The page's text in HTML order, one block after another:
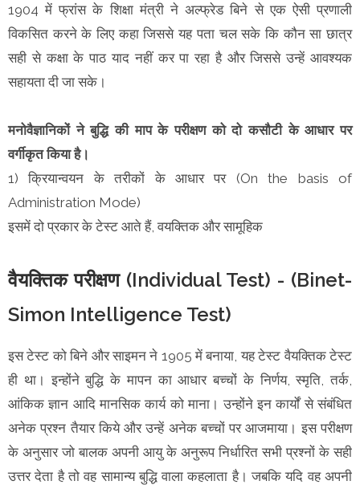
1904 में फ्रांस के शिक्षा मंत्री ने अल्फ्रेड बिने से एक ऐसी प्रणाली
विकसित करने के लिए कहा जिससे यह पता चल सके कि कौन सा छात्र
सही से कक्षा के पाठ याद नहीं कर पा रहा है और जिससे उन्हें आवश्यक
सहायता दी जा सके।
मनोवैज्ञानिकों ने बुद्धि की माप के परीक्षण को दो कसौटी के आधार पर
वर्गीकृत किया है।
1) क्रियान्वयन के तरीकों के आधार पर (On the basis of
Administration Mode)
इसमें दो प्रकार के टेस्ट आते हैं, वयक्तिक और सामूहिक
वैयक्तिक परीक्षण (Individual Test) - (Binet-
Simon Intelligence Test)
इस टेस्ट को बिने और साइमन ने 1905 में बनाया, यह टेस्ट वैयक्तिक टेस्ट
ही था। इन्होंने बुद्धि के मापन का आधार बच्चों के निर्णय, स्मृति, तर्क,
आंकिक ज्ञान आदि मानसिक कार्य को माना। उन्होंने इन कार्यों से संबंधित
अनेक प्रश्न तैयार किये और उन्हें अनेक बच्चों पर आजमाया। इस परीक्षण
के अनुसार जो बालक अपनी आयु के अनुरूप निर्धारित सभी प्रश्नों के सही
उत्तर देता है तो वह सामान्य बुद्धि वाला कहलाता है। जबकि यदि वह अपनी